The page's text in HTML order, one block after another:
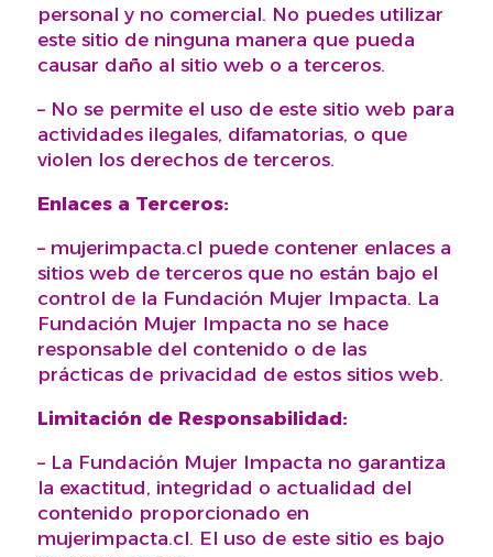
personal y no comercial. No puedes utilizar
este sitio de ninguna manera que pueda
causar daño al sitio web o a terceros.
– No se permite el uso de este sitio web para
actividades ilegales, difamatorias, o que
violen los derechos de terceros.
Enlaces a Terceros:
– mujerimpacta.cl puede contener enlaces a
sitios web de terceros que no están bajo el
control de la Fundación Mujer Impacta. La
Fundación Mujer Impacta no se hace
responsable del contenido o de las
prácticas de privacidad de estos sitios web.
Limitación de Responsabilidad:
– La Fundación Mujer Impacta no garantiza
la exactitud, integridad o actualidad del
contenido proporcionado en
mujerimpacta.cl. El uso de este sitio es bajo